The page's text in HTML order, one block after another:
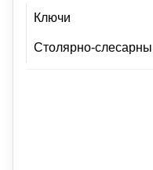
Ключи